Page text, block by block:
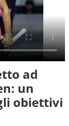
ad
un
obiettivi